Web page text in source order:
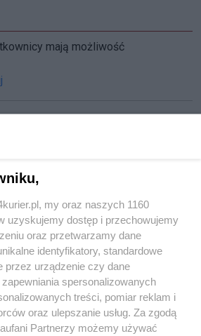
mają możliwość
tu są mile widziane
my oraz naszych 1160
uzyskujemy dostęp i przechowujemy
oraz przetwarzamy dane
identyfikatory, standardowe
przez urządzenie czy dane
spersonalizowanych
treści, pomiar reklam i
oraz ulepszanie usług. Za zgodą
Partnerzy możemy używać